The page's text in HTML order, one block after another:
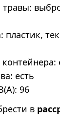
есть
96
в